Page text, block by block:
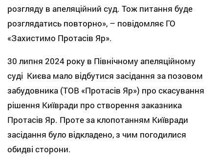
розгляду в апеляційний суд. Тож питання буде
розглядатись повторно», – повідомляє ГО
«Захистимо Протасів Яр».
30 липня 2024 року в Північному апеляційному
суді Києва мало відбутися засідання за позовом
забудовника (ТОВ «Протасів Яр») про скасування
рішення Київради про створення заказника
Протасів Яр. Проте за клопотанням Київради
засідання було відкладено, з чим погодилися
обидві сторони.